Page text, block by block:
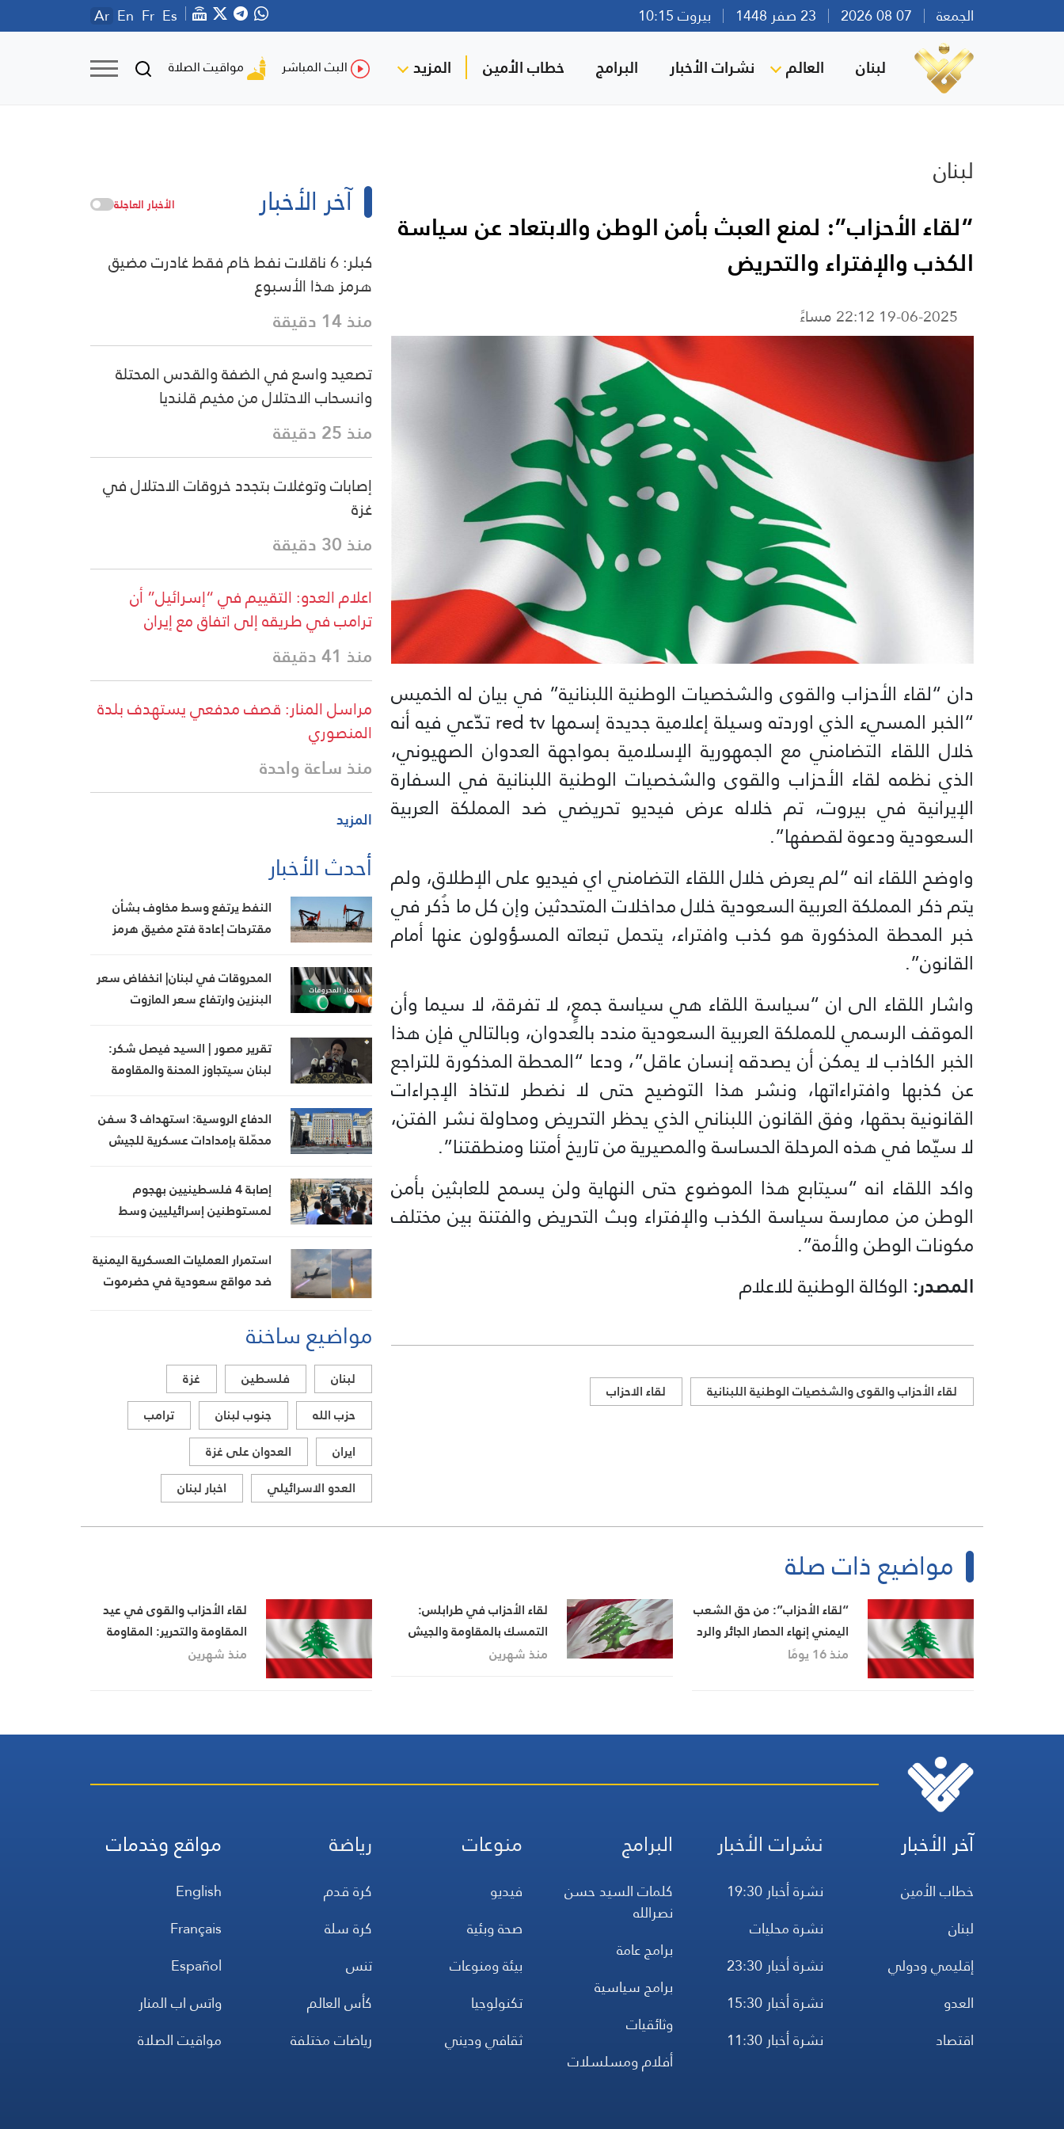
الجمعة بيروت 10:15 Ar En Fr Es
لبنان العالم نشرات الأخبار البرامج خطاب الأمين المزيد البث المباشر مواقيت الصلاة
لبنان
“لقاء الأحزاب”: لمنع العبث بأمن الوطن والابتعاد عن سياسة
الكذب والإفتراء والتحريض
19-06-2025 22:12 مساءً
دان “لقاء الأحزاب والقوى والشخصيات الوطنية اللبنانية” في بيان له الخميس
“الخبر المسيء الذي اوردته وسيلة إعلامية جديدة إسمها red tv تدّعي فيه أنه
خلال اللقاء التضامني مع الجمهورية الإسلامية بمواجهة العدوان الصهيوني،
الذي نظمه لقاء الأحزاب والقوى والشخصيات الوطنية اللبنانية في السفارة
الإيرانية في بيروت، تم خلاله عرض فيديو تحريضي ضد المملكة العربية
السعودية ودعوة لقصفها”.
واوضح اللقاء انه “لم يعرض خلال اللقاء التضامني اي فيديو على الإطلاق، ولم
يتم ذكر المملكة العربية السعودية خلال مداخلات المتحدثين وإن كل ما ذُكر في
خبر المحطة المذكورة هو كذب وافتراء، يتحمل تبعاته المسؤولون عنها أمام
القانون”.
واشار اللقاء الى ان “سياسة اللقاء هي سياسة جمعٍ، لا تفرقة، لا سيما وأن
الموقف الرسمي للمملكة العربية السعودية مندد بالعدوان، وبالتالي فإن هذا
الخبر الكاذب لا يمكن أن يصدقه إنسان عاقل”، ودعا “المحطة المذكورة للتراجع
عن كذبها وافتراءاتها، ونشر هذا التوضيح حتى لا نضطر لاتخاذ الإجراءات
القانونية بحقها، وفق القانون اللبناني الذي يحظر التحريض ومحاولة نشر الفتن،
لا سيّما في هذه المرحلة الحساسة والمصيرية من تاريخ أمتنا ومنطقتنا”.
واكد اللقاء انه “سيتابع هذا الموضوع حتى النهاية ولن يسمح للعابثين بأمن
الوطن من ممارسة سياسة الكذب والإفتراء وبث التحريض والفتنة بين مختلف
مكونات الوطن والأمة”.
المصدر: الوكالة الوطنية للاعلام
لقاء الأحزاب والقوى والشخصيات الوطنية اللبنانية لقاء الاحزاب
آخر الأخبار الأخبار العاجلة
كبلر: 6 ناقلات نفط خام فقط غادرت مضيق
هرمز هذا الأسبوع
منذ 14 دقيقة
تصعيد واسع في الضفة والقدس المحتلة
وانسحاب الاحتلال من مخيم قلنديا
منذ 25 دقيقة
إصابات وتوغلات بتجدد خروقات الاحتلال في
غزة
منذ 30 دقيقة
اعلام العدو: التقييم في “إسرائيل” أن
ترامب في طريقه إلى اتفاق مع إيران
منذ 41 دقيقة
مراسل المنار: قصف مدفعي يستهدف بلدة
المنصوري
منذ ساعة واحدة
المزيد
أحدث الأخبار
النفط يرتفع وسط مخاوف بشأن
مقترحات إعادة فتح مضيق هرمز
المحروقات في لبنان| انخفاض سعر
البنزين وارتفاع سعر المازوت
تقرير مصور | السيد فيصل شكر:
لبنان سيتجاوز المحنة والمقاومة
مجاهديها
الدفاع الروسية: استهداف 3 سفن
محمّلة بإمدادات عسكرية للجيش
إصابة 4 فلسطينيين بهجوم
لمستوطنين إسرائيليين وسط
استمرار العمليات العسكرية اليمنية
ضد مواقع سعودية في حضرموت
مواضيع ساخنة
لبنان فلسطين
غزة
حزب الله
جنوب لبنان
ترامب
ايران
العدوان على غزة
العدو الاسرائيلي
اخبار لبنان
مواضيع ذات صلة
“لقاء الأحزاب”: من حق الشعب
اليمني إنهاء الحصار الجائر والرد
بالمثل
منذ 16 يومًا
لقاء الأحزاب في طرابلس:
التمسك بالمقاومة والجيش
في الدفاع عن أرض الوطن
منذ شهرين
لقاء الأحزاب والقوى في عيد
المقاومة والتحرير: المقاومة
تقرّب بخطى ثابتة زمن الانتصار
منذ شهرين
آخر الأخبار
خطاب الأمين
لبنان
إقليمي ودولي
العدو
اقتصاد
نشرات الأخبار
نشرة أخبار 19:30
نشرة محليات
نشرة أخبار 23:30
نشرة أخبار 15:30
نشرة أخبار 11:30
البرامج
كلمات السيد حسن
نصرالله
برامج عامة
برامج سياسية
وثائقيات
أفلام ومسلسلات
منوعات
فيديو
صحة وبئية
بيئة ومنوعات
تكنولوجيا
ثقافي وديني
رياضة
كرة قدم
كرة سلة
تنس
كأس العالم
رياضات مختلفة
مواقع وخدمات
English
Français
Español
واتس اب المنار
مواقيت الصلاة